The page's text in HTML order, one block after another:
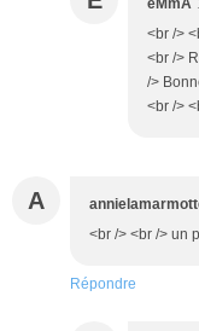
eMmA
<br />
<br />
/>
<br />
A
<br /> <br /> un
Répondre